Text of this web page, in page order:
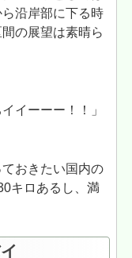
沿岸部に下る時
の展望は素晴ら
イーーー！！」
おきたい国内の
キロあるし、満